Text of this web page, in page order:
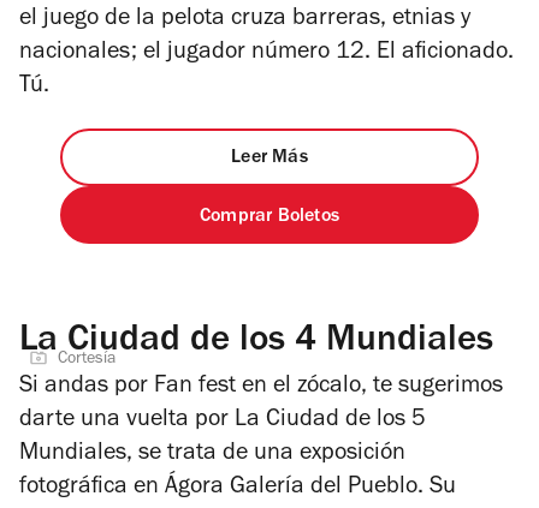
el juego de la pelota cruza barreras, etnias y
nacionales; el jugador número 12. El aficionado.
Tú.
Leer Más
Comprar Boletos
La Ciudad de los 4 Mundiales
Cortesía
Si andas por Fan fest en el zócalo, te sugerimos
darte una vuelta por La Ciudad de los 5
Mundiales, se trata de una exposición
fotográfica en Ágora Galería del Pueblo. Su